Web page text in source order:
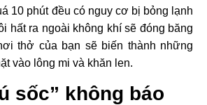
10 phút đều có nguy cơ bị bỏng lạnh
hất ra ngoài không khí sẽ đóng băng
thở của bạn sẽ biến thành những
vào lông mi và khăn len.
sốc” không báo